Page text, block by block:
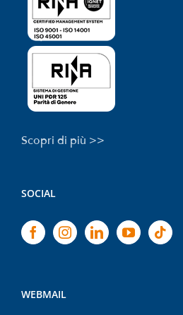
Scopri di più >>
SOCIAL
WEBMAIL